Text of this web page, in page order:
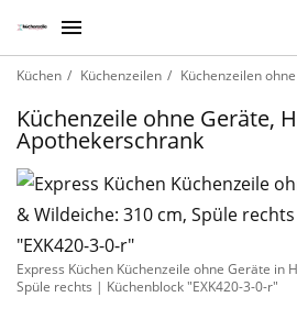
Küchen Küchenzeilen Küchenzeilen
Küchenzeile ohne Geräte,
Apothekerschrank
Express Küchen Küchenzeile ohne Geräte in
Spüle rechts | Küchenblock "EXK420-3-0-r"